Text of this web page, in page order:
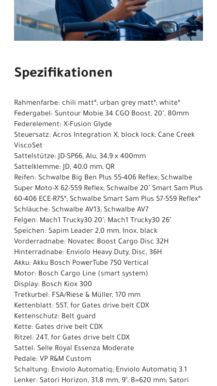
Spezifikationen
Rahmenfarbe: chili matt*; urban grey matt*; white*
Federgabel: Suntour Mobie 34 CGO Boost, 20", 80mm
Federelement: X-Fusion Glyde
Steuersatz: Acros Integration X, block lock; Cane Creek
ViscoSet
Sattelstütze: JD-SP66, Alu, 34,9 x 400mm
Sattelklemme: JD, 40,0 mm, QR
Reifen: Schwalbe Big Ben Plus 55-406 Reflex; Schwalbe
Super Moto-X 62-559 Reflex; Schwalbe 20" Smart Sam Plus
60-406 ECE-R75*; Schwalbe Smart Sam Plus 57-559 Reflex*
Schläuche: Schwalbe AV13; Schwalbe AV7
Felgen: Mach1 Trucky30 20"; Mach1 Trucky30 26"
Speichen: Sapim Leader 2,0 mm, Inox, black
Vorderradnabe: Novatec Boost Cargo Disc 32H
Hinterradnabe: Enviolo Heavy Duty, Disc, 36H
Akku: Akku Bosch PowerTube 750 Vertical
Motor: Bosch Cargo Line (smart system)
Display: Bosch Kiox 300
Tretkurbel: FSA/Riese & Müller, 170 mm
Kettenblatt: 55T, for Gates drive belt CDX
Kettenschutz: Belt guard
Kette: Gates drive belt CDX
Ritzel: 24T, for Gates drive belt CDX
Sattel: Selle Royal Essenza Moderate
Pedale: VP R&M Custom
Schaltung: Enviolo Automatiq; Enviolo Automatiq 3.1
Lenker: Satori Horizon, 31,8 mm, 9°, B=620 mm; Satori